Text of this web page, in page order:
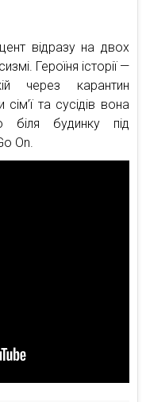
відразу на двох
Героїня історії —
через карантин
та сусідів вона
будинку під
On.